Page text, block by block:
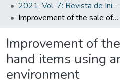
2021, Vol. 7: Revista de Iniciación Científica, Edición Especial
Improvement of the sale of second-hand items using an e-commerce environment
Improvement of
hand items using
environment